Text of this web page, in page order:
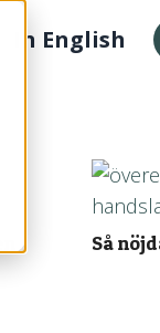
In English
Så